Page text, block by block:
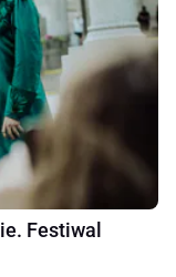
Festiwal